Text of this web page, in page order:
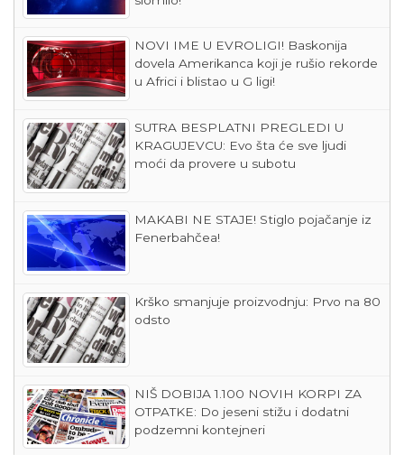
NOVI IME U EVROLIGI! Baskonija
dovela Amerikanca koji je rušio rekorde
u Africi i blistao u G ligi!
SUTRA BESPLATNI PREGLEDI U
KRAGUJEVCU: Evo šta će sve ljudi
moći da provere u subotu
MAKABI NE STAJE! Stiglo pojačanje iz
Fenerbahčea!
Krško smanjuje proizvodnju: Prvo na 80
odsto
NIŠ DOBIJA 1.100 NOVIH KORPI ZA
OTPATKE: Do jeseni stižu i dodatni
podzemni kontejneri